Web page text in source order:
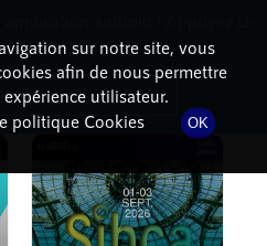
sur notre site, vous
afin de nous permettre
utilisateur.
politique Cookies
OK
l'installer.
l'application